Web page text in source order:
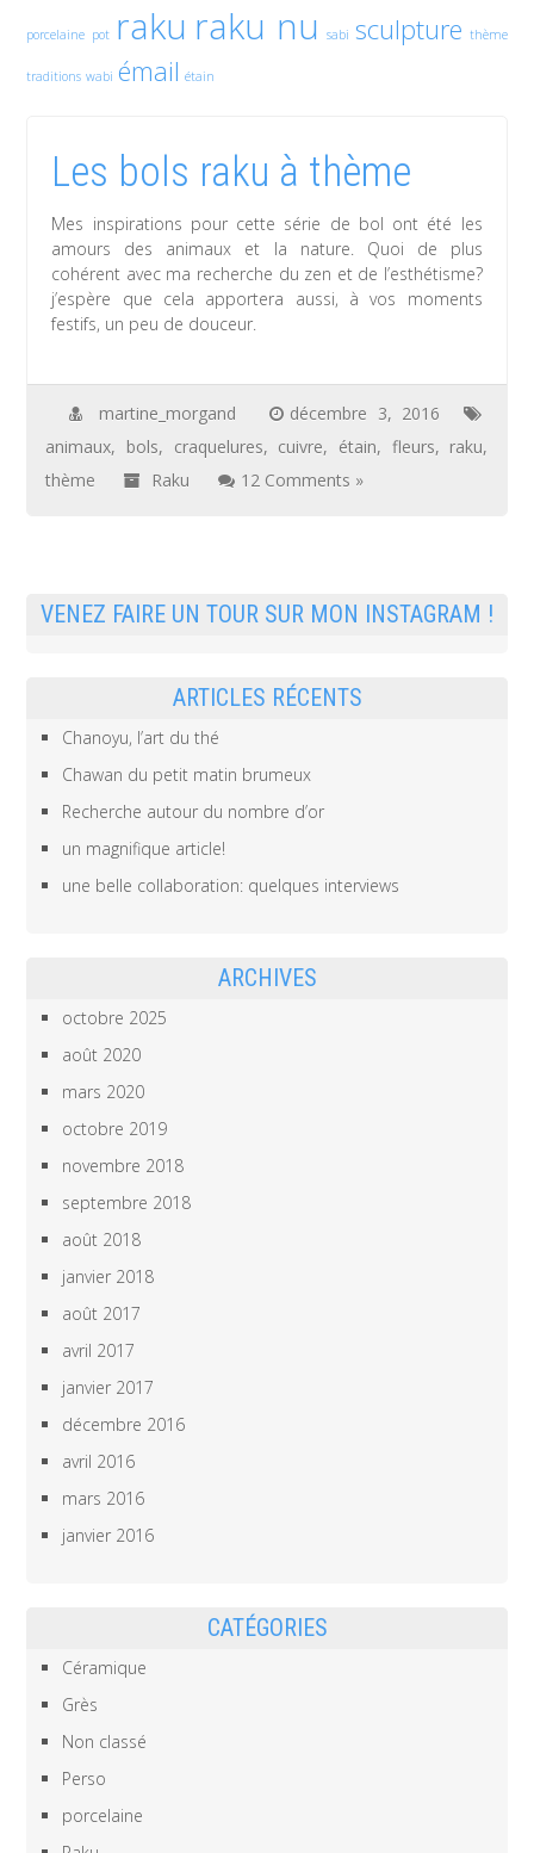
porcelaine pot raku raku nu sabi sculpture thème
traditions wabi émail étain
Les bols raku à thème
Mes inspirations pour cette série de bol ont été les
amours des animaux et la nature. Quoi de plus
cohérent avec ma recherche du zen et de l’esthétisme?
j’espère que cela apportera aussi, à vos moments
festifs, un peu de douceur.
martine_morgand
décembre 3, 2016
animaux, bols, craquelures, cuivre, étain, fleurs, raku,
thème
Raku 12 Comments »
VENEZ FAIRE UN TOUR SUR MON INSTAGRAM !
ARTICLES RÉCENTS
Chanoyu, l’art du thé
Chawan du petit matin brumeux
Recherche autour du nombre d’or
un magnifique article!
une belle collaboration: quelques interviews
ARCHIVES
octobre 2025
août 2020
mars 2020
octobre 2019
novembre 2018
septembre 2018
août 2018
janvier 2018
août 2017
avril 2017
janvier 2017
décembre 2016
avril 2016
mars 2016
janvier 2016
CATÉGORIES
Céramique
Grès
Non classé
Perso
porcelaine